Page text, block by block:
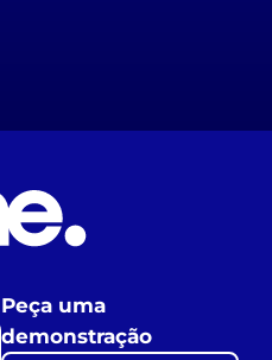
Peça uma
demonstração